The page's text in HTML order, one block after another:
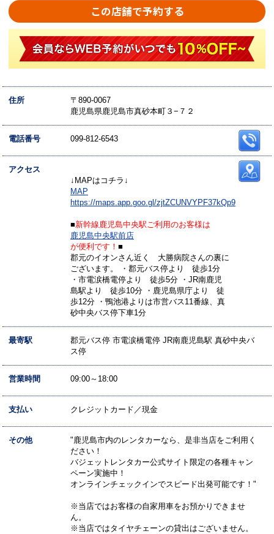
この店舗で予約する
住所
〒890-0067
鹿児島県鹿児島市真砂本町３−７２
電話番号 099-812-6543
アクセス
↓MAPはコチラ↓
MAP
https://maps.app.goo.gl/zjtZCUNVYPF37kQp9
■新幹線鹿児島中央駅ご利用のお客様は
鹿児島中央駅前店
が便利です！ ■
郡元のイオンさん近く 大勝病院さんの裏に
ございます。 ・郡元バス停より 徒歩1分
・市電涙橋電停より 徒歩5分 ・JR南鹿児
島駅より 徒歩10分 ・鹿児島県庁より 徒
歩12分 ・鴨池港よりは市営バス11番線、真
砂中央バス停下車1分
最寄駅
郡元バス停 市電涙橋電停 JR南鹿児島駅 真砂中央バ
ス停
営業時間 09:00～18:00
支払い クレジットカード／現金
その他
"鹿児島市内のレンタカーなら、是非当店をご利用く
ださい！
バジェットレンタカー公式サイト限定の各種キャン
ペーン実施中！
オンラインチェックインでスピード出発可能です！"
※当店ではお客様の自家用車をお預かりできませ
ん。
※当店ではタイヤチェーンの貸出はございません。